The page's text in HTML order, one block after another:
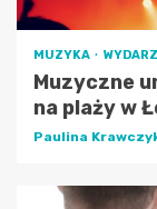
MUZYKA
Muzyczne
na plaży w
Paulina